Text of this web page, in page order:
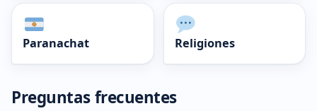
Paranachat Religiones
Preguntas frecuentes